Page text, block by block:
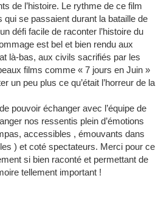
de l’histoire. Le rythme de ce film
qui se passaient durant la bataille de
défi facile de raconter l’histoire du
est bel et bien rendu aux
là-bas, aux civils sacrifiés par les
films comme « 7 jours en Juin »
un peu plus ce qu’était l’horreur de la
pouvoir échanger avec l’équipe de
nos ressentis plein d’émotions
accessibles , émouvants dans
) et coté spectateurs. Merci pour ce
si bien raconté et permettant de
tellement important !